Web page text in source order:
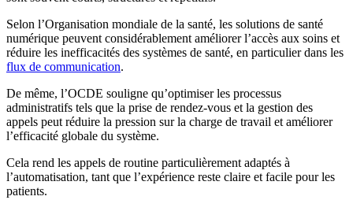
Selon l’Organisation mondiale de la santé, les solutions de santé
numérique peuvent considérablement améliorer l’accès aux soins et
réduire les inefficacités des systèmes de santé, en particulier dans les
flux de communication.
De même, l’OCDE souligne qu’optimiser les processus
administratifs tels que la prise de rendez-vous et la gestion des
appels peut réduire la pression sur la charge de travail et améliorer
l’efficacité globale du système.
Cela rend les appels de routine particulièrement adaptés à
l’automatisation, tant que l’expérience reste claire et facile pour les
patients.